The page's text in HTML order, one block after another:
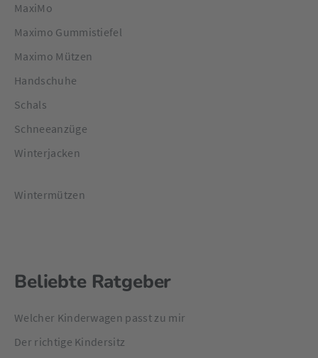
MaxiMo
Maximo Gummistiefel
Maximo Mützen
Handschuhe
Schals
Schneeanzüge
Winterjacken
Wintermützen
Beliebte Ratgeber
Welcher Kinderwagen passt zu mir
Der richtige Kindersitz